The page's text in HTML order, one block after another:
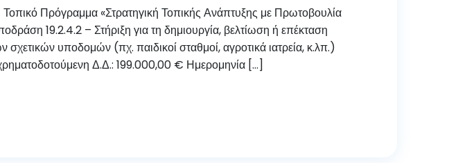
Πρόγραμμα «Στρατηγική Τοπικής Ανάπτυξης με Πρωτοβουλία
19.2.4.2 – Στήριξη για τη δημιουργία, βελτίωση ή επέκταση
υποδομών (πχ. παιδικοί σταθμοί, αγροτικά ιατρεία, κ.λπ.)
Δ.Δ.: 199.000,00 € Ημερομηνία […]